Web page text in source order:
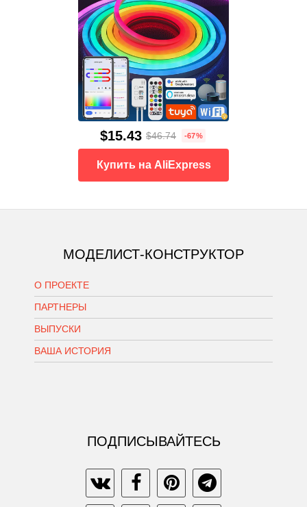
$15.43 $46.74 -67%
Купить на AliExpress
МОДЕЛИСТ-КОНСТРУКТОР
О ПРОЕКТЕ
ПАРТНЕРЫ
ВЫПУСКИ
ВАША ИСТОРИЯ
ПОДПИСЫВАЙТЕСЬ